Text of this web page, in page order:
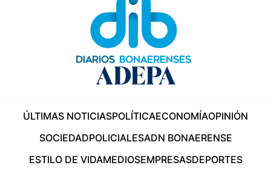
ÚLTIMAS NOTICIASPOLÍTICAECONOMÍAOPINIÓN
SOCIEDADPOLICIALESADN BONAERENSE
ESTILO DE VIDAMEDIOSEMPRESASDEPORTES